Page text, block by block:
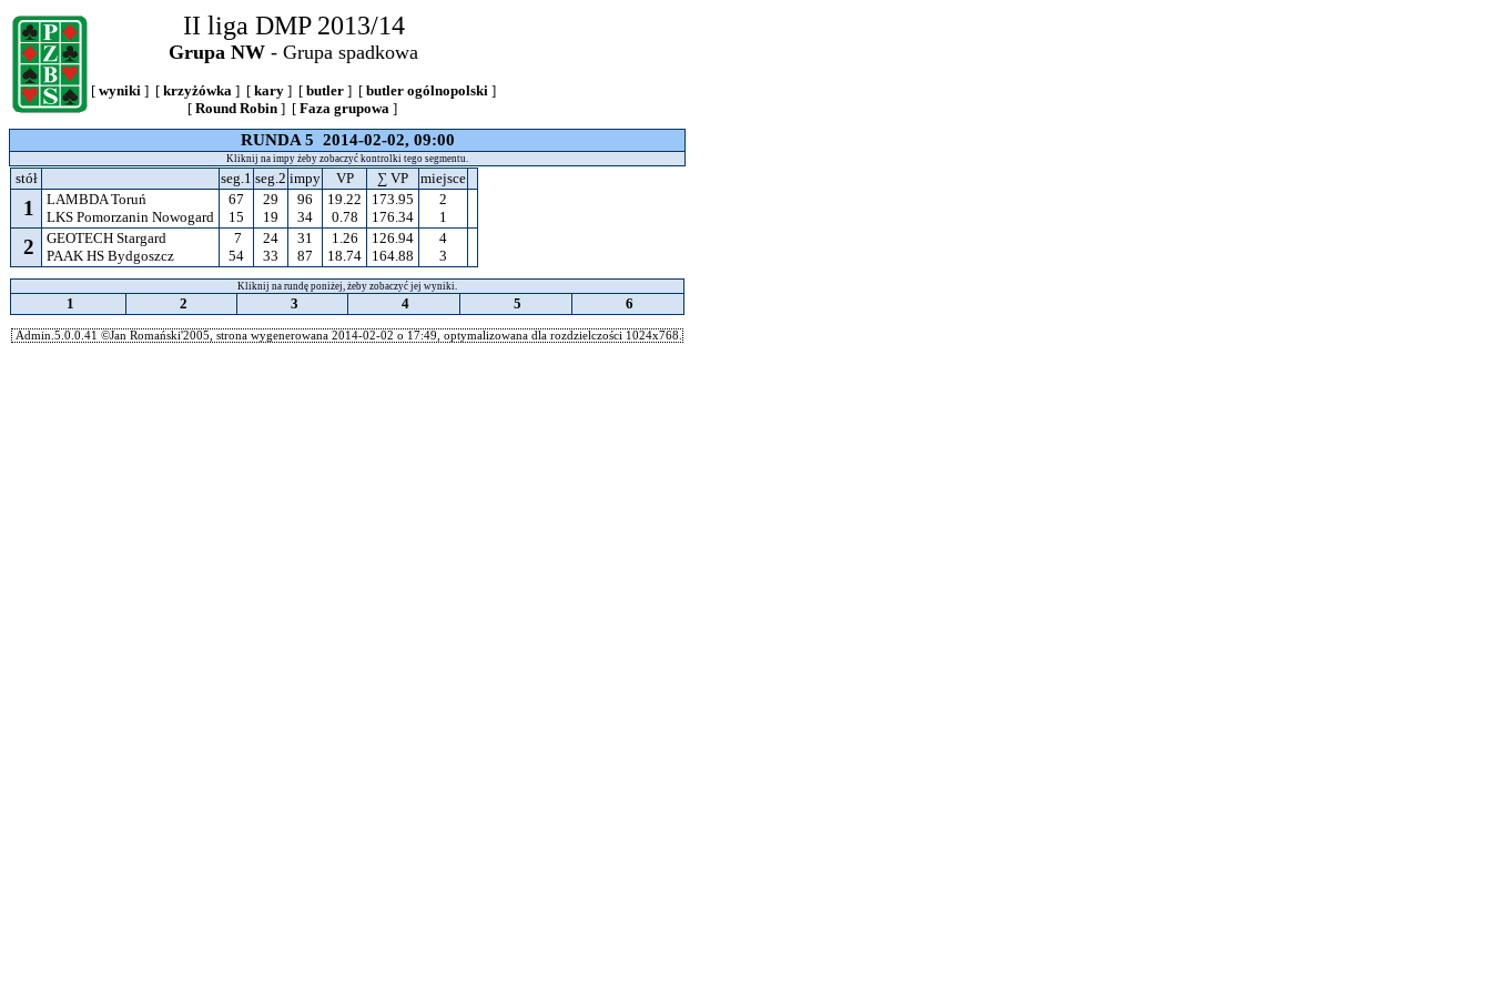
II liga DMP 2013/14
Grupa NW - Grupa spadkowa
[ wyniki ] [ krzyżówka ] [ kary ] [ butler ] [ butler ogólnopolski ]
[Round Robin ] [Faza grupowa ]
RUNDA 5 2014-02-02, 09:00
Kliknij na impy żeby zobaczyć kontrolki tego segmentu.
stół seg.1 seg.2 impy VP ∑ VP miejsce
1
LAMBDA Toruń
LKS Pomorzanin Nowogard
67
15
29
19
96
34
19.22
0.78
173.95
176.34
2
1
2
GEOTECH Stargard
PAAK HS Bydgoszcz
7
54
24
33
31
87
1.26
18.74
126.94
164.88
4
3
Kliknij na rundę poniżej, żeby zobaczyć jej wyniki.
1 2 3 4 5 6
Admin.5.0.0.41 ©Jan Romański'2005, strona wygenerowana 2014-02-02 o 17:49, optymalizowana dla rozdzielczości 1024x768.